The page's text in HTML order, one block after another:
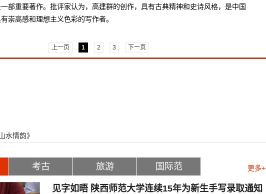
部重要著作。批评家认为，高建群的创作，具有古典精神和史诗风格，是中国
崇高感和理想主义色彩的写作者。
上一页 1 2 3 下一页
水情韵》
更多+
考古 旅游 国际范
见字如晤 陕西师范大学连续15年为新生手写录取通知